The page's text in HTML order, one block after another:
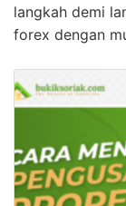
langkah demi
forex dengan